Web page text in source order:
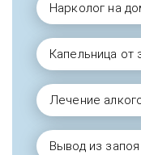
Нарколог на
Капельница от
Лечение
Вывод из запоя